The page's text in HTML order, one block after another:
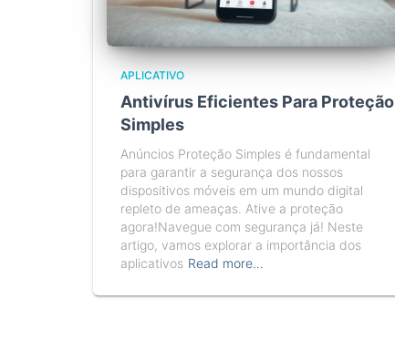
APLICATIVO
Antivírus Eficientes Para Proteção
Simples
Anúncios Proteção Simples é fundamental
para garantir a segurança dos nossos
dispositivos móveis em um mundo digital
repleto de ameaças. Ative a proteção
agora!Navegue com segurança já! Neste
artigo, vamos explorar a importância dos
aplicativos Read more…